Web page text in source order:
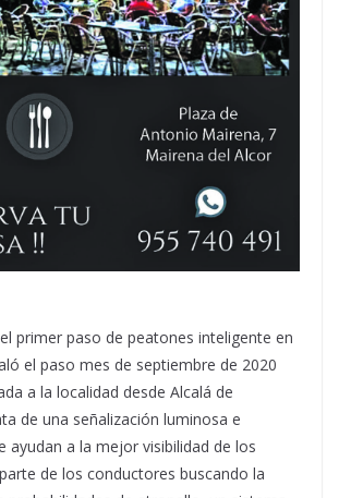
primer paso de peatones inteligente en
el paso mes de septiembre de 2020
a la localidad desde Alcalá de
de una señalización luminosa e
ayudan a la mejor visibilidad de los
de los conductores buscando la